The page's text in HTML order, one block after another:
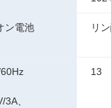
ン電池
、
リ
13